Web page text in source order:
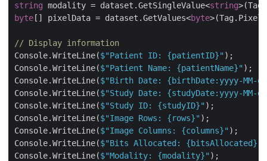
string modality = dataset.GetSingleValue<string
byte [] pixelData = dataset.GetValues<byte
// Display information
Console.WriteLine($"Patient ID: {patientID}"
Console.WriteLine($"Patient Name: {patientName}"
Console.WriteLine($"Birth Date: {birthDate:yyyy-MM-
Console.WriteLine($"Study Date: {studyDate:yyyy-MM-
Console.WriteLine($"Study ID: {studyID}"
Console.WriteLine($"Image Rows: {rows}"
Console.WriteLine($"Image Columns: {columns}"
Console.WriteLine($"Bits Allocated: {bitsAllocated}
Console.WriteLine($"Modality: {modality}"